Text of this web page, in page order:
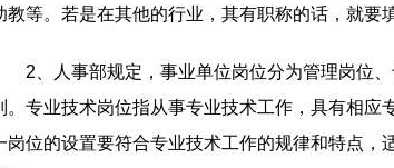
教等。若是在其他的行业，其有职称的话，就要
2、人事部规定，事业单位岗位分为管理岗位
。专业技术岗位指从事专业技术工作，具有相应
岗位的设置要符合专业技术工作的规律和特点，